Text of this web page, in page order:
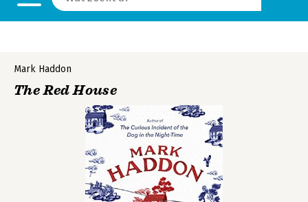
Mark Haddon
The Red House